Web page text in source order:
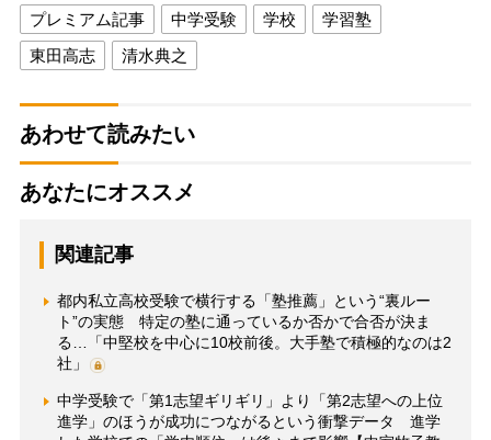
プレミアム記事 中学受験 学校
学習塾
東田高志
清水典之
あわせて読みたい
あなたにオススメ
関連記事
都内私立高校受験で横行する「塾推薦」という“裏ルー
ト”の実態 特定の塾に通っているか否かで合否が決ま
る…「中堅校を中心に10校前後。大手塾で積極的なのは2
社」
中学受験で「第1志望ギリギリ」より「第2志望への上位
進学」のほうが成功につながるという衝撃データ 進学